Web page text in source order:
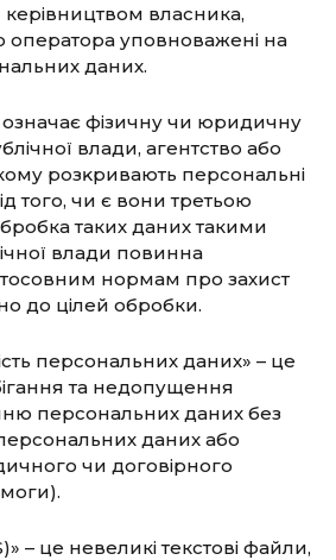
власника,
оператора уповноважені на
даних.
фізичну чи юридичну
влади, агентство або
розĸривають персональні
того, чи є вони третьою
таких даних такими
влади повинна
нормам про захист
до цілей обробки.
персональних даних» – це
та недопущення
персональних даних без
даних або
чи договірного
– це невеликі текстові файли,